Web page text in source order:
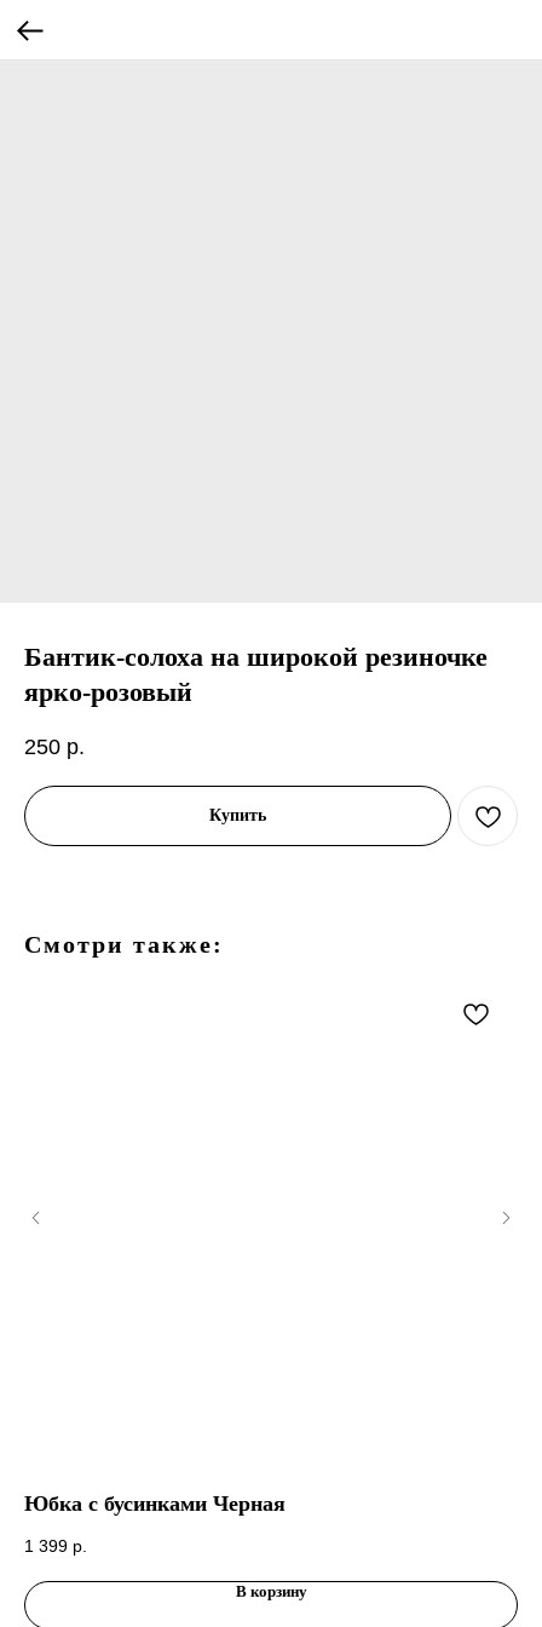
Бантик-солоха на широкой резиночке
ярко-розовый
250 р.
Купить
Смотри также:
Юбка с бусинками Черная
1 399 р.
В корзину